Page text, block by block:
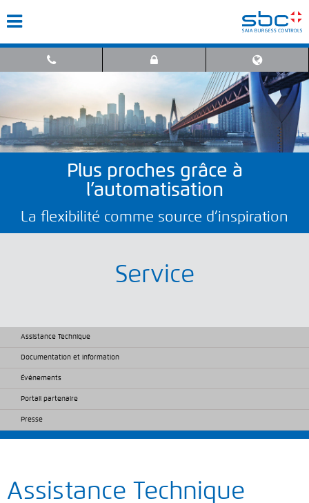
Plus proches grâce à
l’automatisation
La flexibilité comme source d’inspiration
Service
Assistance Technique
Documentation et information
Événements
Portail partenaire
Presse
Assistance Technique